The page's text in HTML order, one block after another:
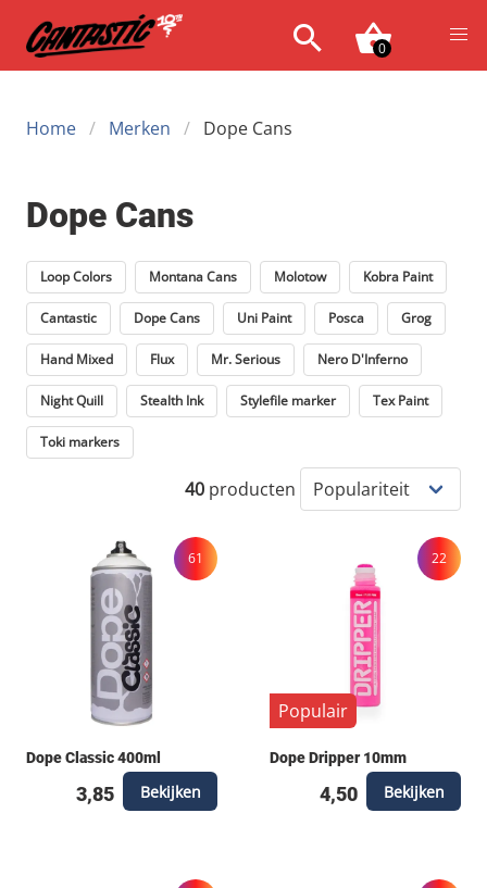
0
Home Merken Dope Cans
Dope Cans
Loop Colors Montana Cans Molotow Kobra Paint
Cantastic Dope Cans Uni Paint Posca Grog
Hand Mixed Flux Mr. Serious Nero D'Inferno
Night Quill Stealth Ink Stylefile marker Tex Paint
Toki markers
40 producten
61
Dope Classic 400ml
3,85 Bekijken
Populair
22
Dope Dripper 10mm
4,50 Bekijken